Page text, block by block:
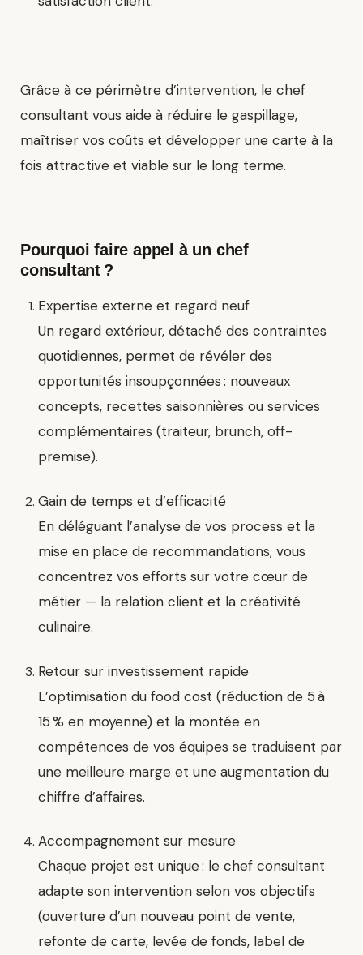
Grâce à ce périmètre d’intervention, le chef
consultant vous aide à réduire le gaspillage,
maîtriser vos coûts et développer une carte à la
fois attractive et viable sur le long terme.
Pourquoi faire appel à un chef
consultant ?
Expertise externe et regard neuf
Un regard extérieur, détaché des contraintes
quotidiennes, permet de révéler des
opportunités insoupçonnées : nouveaux
concepts, recettes saisonnières ou services
complémentaires (traiteur, brunch, off-
premise).
Gain de temps et d’efficacité
En déléguant l’analyse de vos process et la
mise en place de recommandations, vous
concentrez vos efforts sur votre cœur de
métier — la relation client et la créativité
culinaire.
Retour sur investissement rapide
L’optimisation du food cost (réduction de 5 à
15 % en moyenne) et la montée en
compétences de vos équipes se traduisent par
une meilleure marge et une augmentation du
chiffre d’affaires.
Accompagnement sur mesure
Chaque projet est unique : le chef consultant
adapte son intervention selon vos objectifs
(ouverture d’un nouveau point de vente,
refonte de carte, levée de fonds, label de